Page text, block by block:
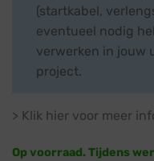
(startkabel,
eventueel nodig
verwerken in jouw
project.
> Klik hier voor meer
Op voorraad. Tijdens